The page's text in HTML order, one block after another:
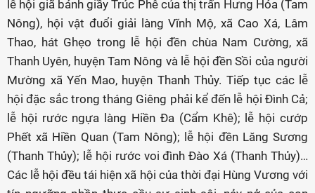
lễ hội giã bánh giầy Trúc Phê của thị trấn Hưng Hóa (Tam
Nông), hội vật đuổi giải làng Vĩnh Mộ, xã Cao Xá, Lâm
Thao, hát Ghẹo trong lễ hội đền chùa Nam Cường, xã
Thanh Uyên, huyện Tam Nông và lễ hội đền Sồi của người
Mường xã Yến Mao, huyện Thanh Thủy. Tiếp tục các lễ
hội đặc sắc trong tháng Giêng phải kể đến lễ hội Đình Cả;
lễ hội rước ngựa làng Hiền Đa (Cẩm Khê); lễ hội cướp
Phết xã Hiền Quan (Tam Nông); lễ hội đền Lăng Sương
(Thanh Thủy); lễ hội rước voi đình Đào Xá (Thanh Thủy)…
Các lễ hội đều tái hiện xã hội của thời đại Hùng Vương với